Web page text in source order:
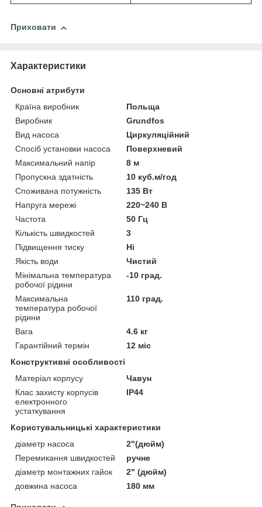
Приховати
Характеристики
Основні атрибути
Країна виробник
Польща
Виробник
Grundfos
Вид насоса
Циркуляційний
Спосіб установки насоса
Поверхневий
Максимальний напір
8 м
Пропускна здатність
10 куб.м/год
Споживана потужність
135 Вт
Напруга мережі
220~240 В
Частота
50 Гц
Кількість швидкостей
3
Підвищення тиску
Ні
Якість води
Чистий
Мінімальна температура
робочої рідини
-10 град.
Максимальна
температура робочої
рідини
110 град.
Вага
4.6 кг
Гарантійний термін
12 міс
Конструктивні особливості
Матеріал корпусу
Чавун
Клас захисту корпусів
електронного
устаткування
IP44
Користувальницькі характеристики
діаметр насоса
2"(дюйм)
Перемикання швидкостей
ручне
діаметр монтажних гайок
2" (дюйм)
довжина насоса
180 мм